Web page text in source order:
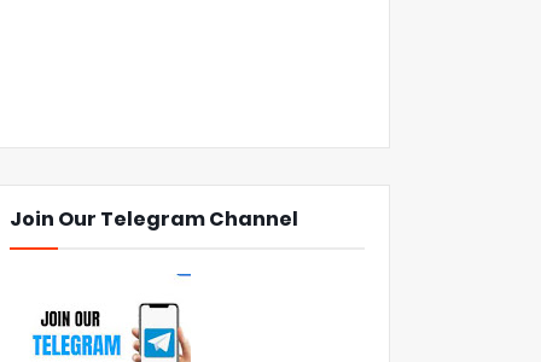
Join Our Telegram Channel